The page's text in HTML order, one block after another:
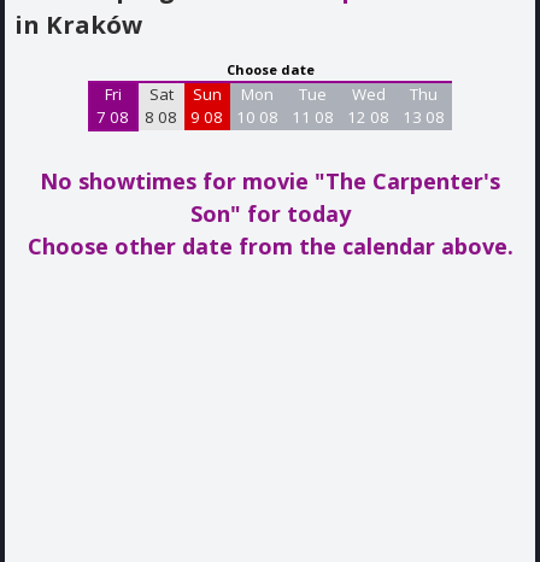
in Kraków
Choose date
Fri
7 08
Sat
8 08
Sun
9 08
Mon
10 08
Tue
11 08
Wed
12 08
Thu
13 08
No showtimes for movie "The Carpenter's
Son" for today
Choose other date from the calendar above.